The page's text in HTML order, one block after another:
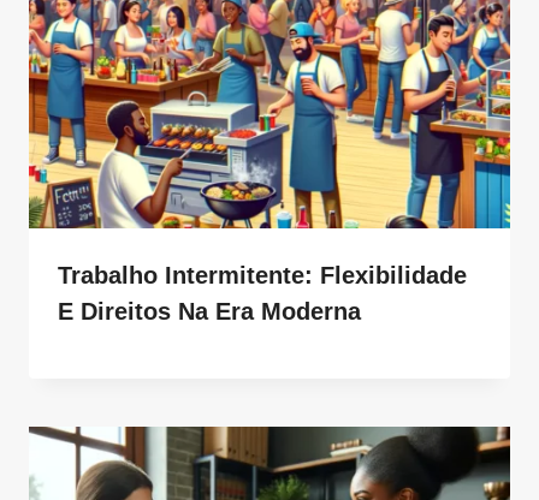
Trabalho Intermitente: Flexibilidade
E Direitos Na Era Moderna